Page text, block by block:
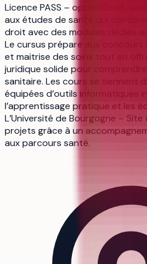
Licence PASS – option Droit :
aux études de santé qui
droit avec des modules dédiés
Le cursus prépare aux concours
et maitrise des soins tout en
juridique solide pour
sanitaire. Les cours se tiennent
équipées d’outils informatiques
l’apprentissage pratique et les
L’Université de Bourgogne –
projets grâce à un
aux parcours santé.